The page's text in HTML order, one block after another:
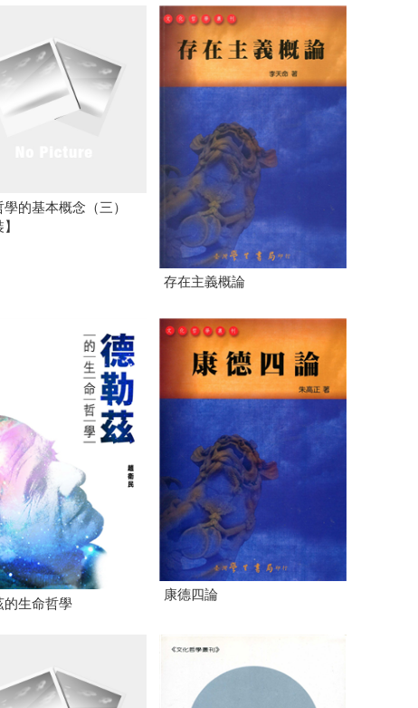
的基本概念（三）
存在主義概論
的生命哲學
康德四論